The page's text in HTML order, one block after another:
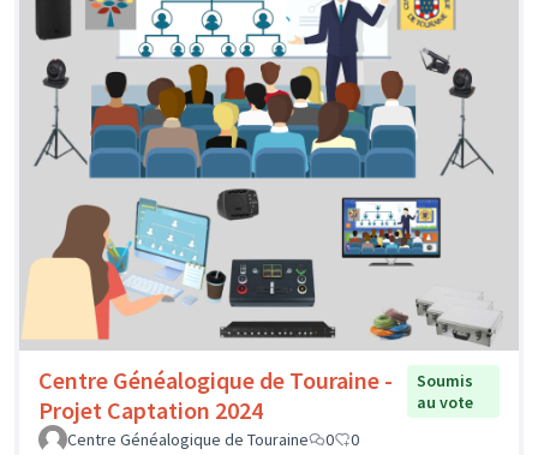
Centre Généalogique de Touraine -
Projet Captation 2024
Soumis
au vote
Centre Généalogique de Touraine
0 0